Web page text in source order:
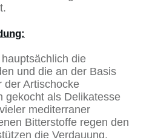
die
und die an der Basis
der Artischocke
gekocht als Delikatesse
mediterraner
Bitterstoffe regen den
die Verdauung.